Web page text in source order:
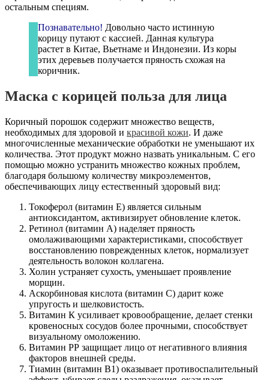
остальным специям.
Познавательно! Довольно часто истинную
корицу путают с кассией. Данная культура
растет в Китае, Вьетнаме и Индонезии. Из коры
этих деревьев получается пряность схожая на
коричник.
Маска с корицей польза для лица
Коричный порошок содержит множество веществ,
необходимых для здоровой и красивой кожи. И даже
многочисленные механические обработки не уменьшают их
количества. Этот продукт можно назвать уникальным. С его
помощью можно устранить множество кожных проблем,
благодаря большому количеству микроэлементов,
обеспечивающих лицу естественный здоровый вид:
Токоферол (витамин Е) является сильным
антиоксидантом, активизирует обновление клеток.
Ретинол (витамин А) наделяет пряность
омолаживающими характеристиками, способствует
восстановлению поврежденных клеток, нормализует
деятельность волокон коллагена.
Холин устраняет сухость, уменьшает проявление
морщин.
Аскорбиновая кислота (витамин С) дарит коже
упругость и шелковистость.
Витамин К усиливает кровообращение, делает стенки
кровеносных сосудов более прочными, способствует
визуальному омоложению.
Витамин РР защищает лицо от негативного влияния
факторов внешней среды.
Тиамин (витамин В1) оказывает противоспалительный